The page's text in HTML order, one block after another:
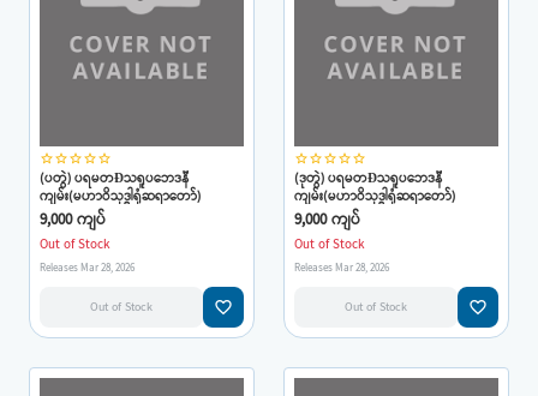
star_borderstar_borderstar_borderstar_borderstar_border
(ပတွဲ) ပရမတÐသရူပဘေဒနီ
ကျမ်း(မဟာဝိသုဒ္ဓါရုံဆရာတော်)
9,000 ကျပ်
Out of Stock
Releases Mar 28, 2026
Out of Stock favorite_border
star_borderstar_borderstar_borderstar_borderstar_border
(ဒုတွဲ) ပရမတÐသရူပဘေဒနီ
ကျမ်း(မဟာဝိသုဒ္ဓါရုံဆရာတော်)
9,000 ကျပ်
Out of Stock
Releases Mar 28, 2026
Out of Stock favorite_border